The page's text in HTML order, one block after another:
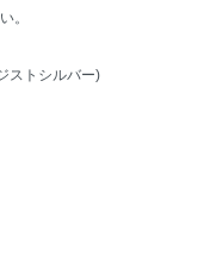
。
ストシルバー)